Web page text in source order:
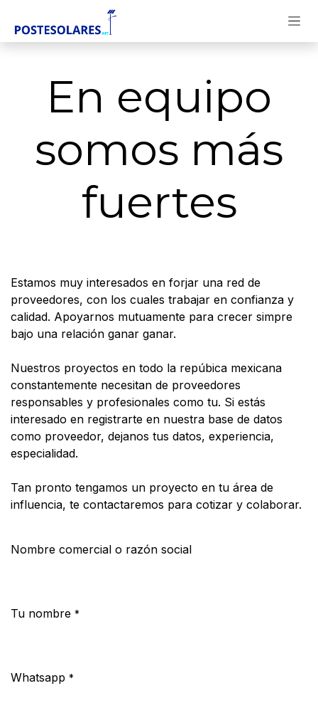
En equipo
somos más
fuertes
Estamos muy interesados en forjar una red de
proveedores, con los cuales trabajar en confianza y
calidad. Apoyarnos mutuamente para crecer simpre
bajo una relación ganar ganar.
Nuestros proyectos en todo la repúbica mexicana
constantemente necesitan de proveedores
responsables y profesionales como tu. Si estás
interesado en registrarte en nuestra base de datos
como proveedor, dejanos tus datos, experiencia,
especialidad.
Tan pronto tengamos un proyecto en tu área de
influencia, te contactaremos para cotizar y colaborar.
Nombre comercial o razón social
Tu nombre *
Whatsapp *